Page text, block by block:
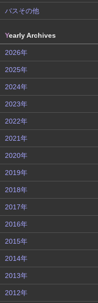
バスその他
Yearly Archives
2026年
2025年
2024年
2023年
2022年
2021年
2020年
2019年
2018年
2017年
2016年
2015年
2014年
2013年
2012年